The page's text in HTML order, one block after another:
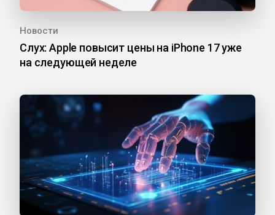
Новости
Слух: Apple повысит цены на iPhone 17 уже
на следующей неделе